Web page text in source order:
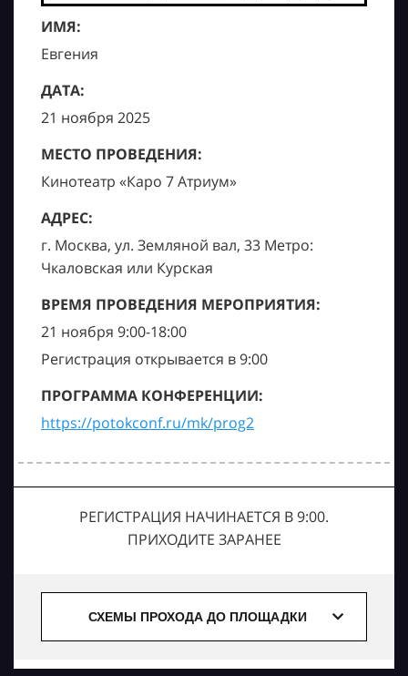
ИМЯ:
Евгения
ДАТА:
21 ноября 2025
МЕСТО ПРОВЕДЕНИЯ:
Кинотеатр «Каро 7 Атриум»
АДРЕС:
г. Москва, ул. Земляной вал, 33 Метро:
Чкаловская или Курская
ВРЕМЯ ПРОВЕДЕНИЯ МЕРОПРИЯТИЯ:
21 ноября 9:00-18:00
Регистрация открывается в 9:00
ПРОГРАММА КОНФЕРЕНЦИИ:
https://potokconf.ru/mk/prog2
РЕГИСТРАЦИЯ НАЧИНАЕТСЯ В 9:00.
ПРИХОДИТЕ ЗАРАНЕЕ
СХЕМЫ ПРОХОДА ДО ПЛОЩАДКИ